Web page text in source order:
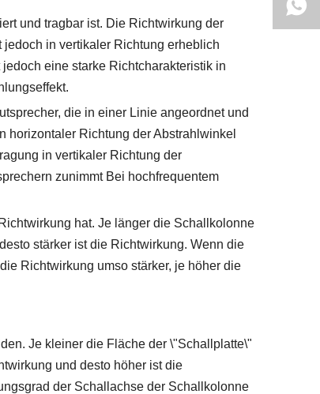
und tragbar ist. Die Richtwirkung der
in vertikaler Richtung erheblich
eine starke Richtcharakteristik in
die in einer Linie angeordnet und
horizontaler Richtung der Abstrahlwinkel
in vertikaler Richtung der
zunimmt Bei hochfrequentem
hat. Je länger die Schallkolonne
stärker ist die Richtwirkung. Wenn die
Richtwirkung umso stärker, je höher die
Je kleiner die Fläche der \"Schallplatte\"
und desto höher ist die
der Schallachse der Schallkolonne